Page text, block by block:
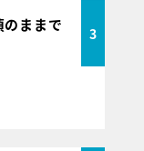
のままで
3